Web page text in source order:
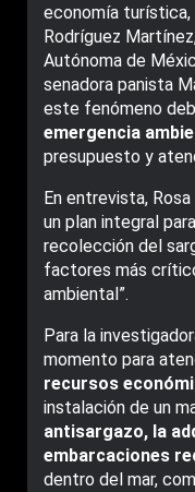
economía turística,
Rodríguez
Autónoma de
senadora panista
este fenómeno
emergencia
presupuesto y
En entrevista,
un plan integral
recolección del
factores más
ambiental”.
Para la
momento para
recursos
instalación de un
antisargazo, la
embarcaciones
dentro del mar,